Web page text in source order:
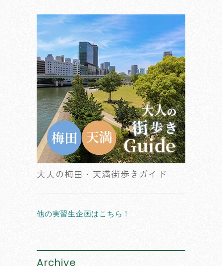
大人の梅田・天満街歩きガイド
他の実習生企画はこちら！
Archive